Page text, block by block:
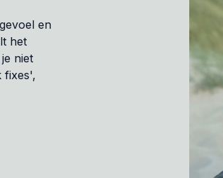
en
het
niet
fixes',